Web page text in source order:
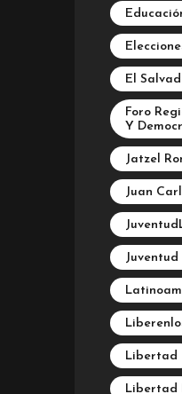
El
Foro
Y
Jatzel
Juan
Juventud
Libertad
Libertad